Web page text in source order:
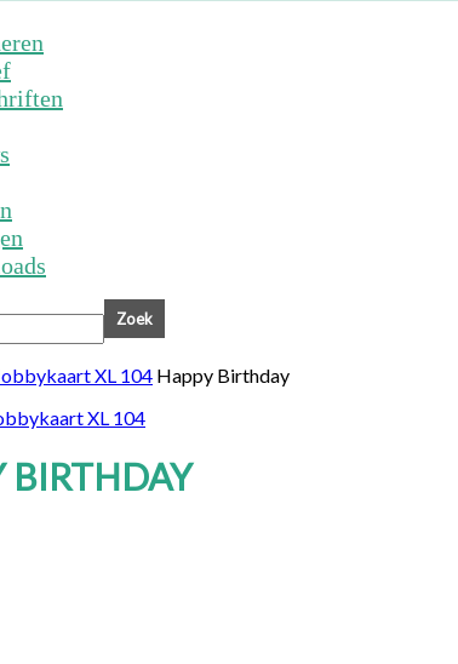
XL 104 Happy Birthday
XL 104
BIRTHDAY